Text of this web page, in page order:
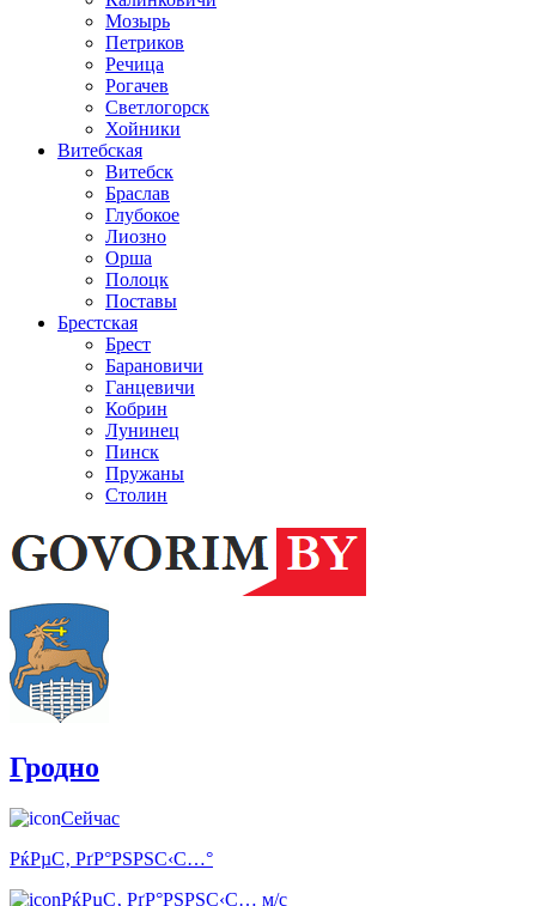
Мозырь
Петриков
Речица
Рогачев
Светлогорск
Хойники
Витебская
Витебск
Браслав
Глубокое
Лиозно
Орша
Полоцк
Поставы
Брестская
Брест
Барановичи
Ганцевичи
Кобрин
Лунинец
Пинск
Пружаны
Столин
Гродно
Сейчас
РќРµС‚ РґР°РЅРЅС‹С…°
РќРµС‚ РґР°РЅРЅС‹С… м/с